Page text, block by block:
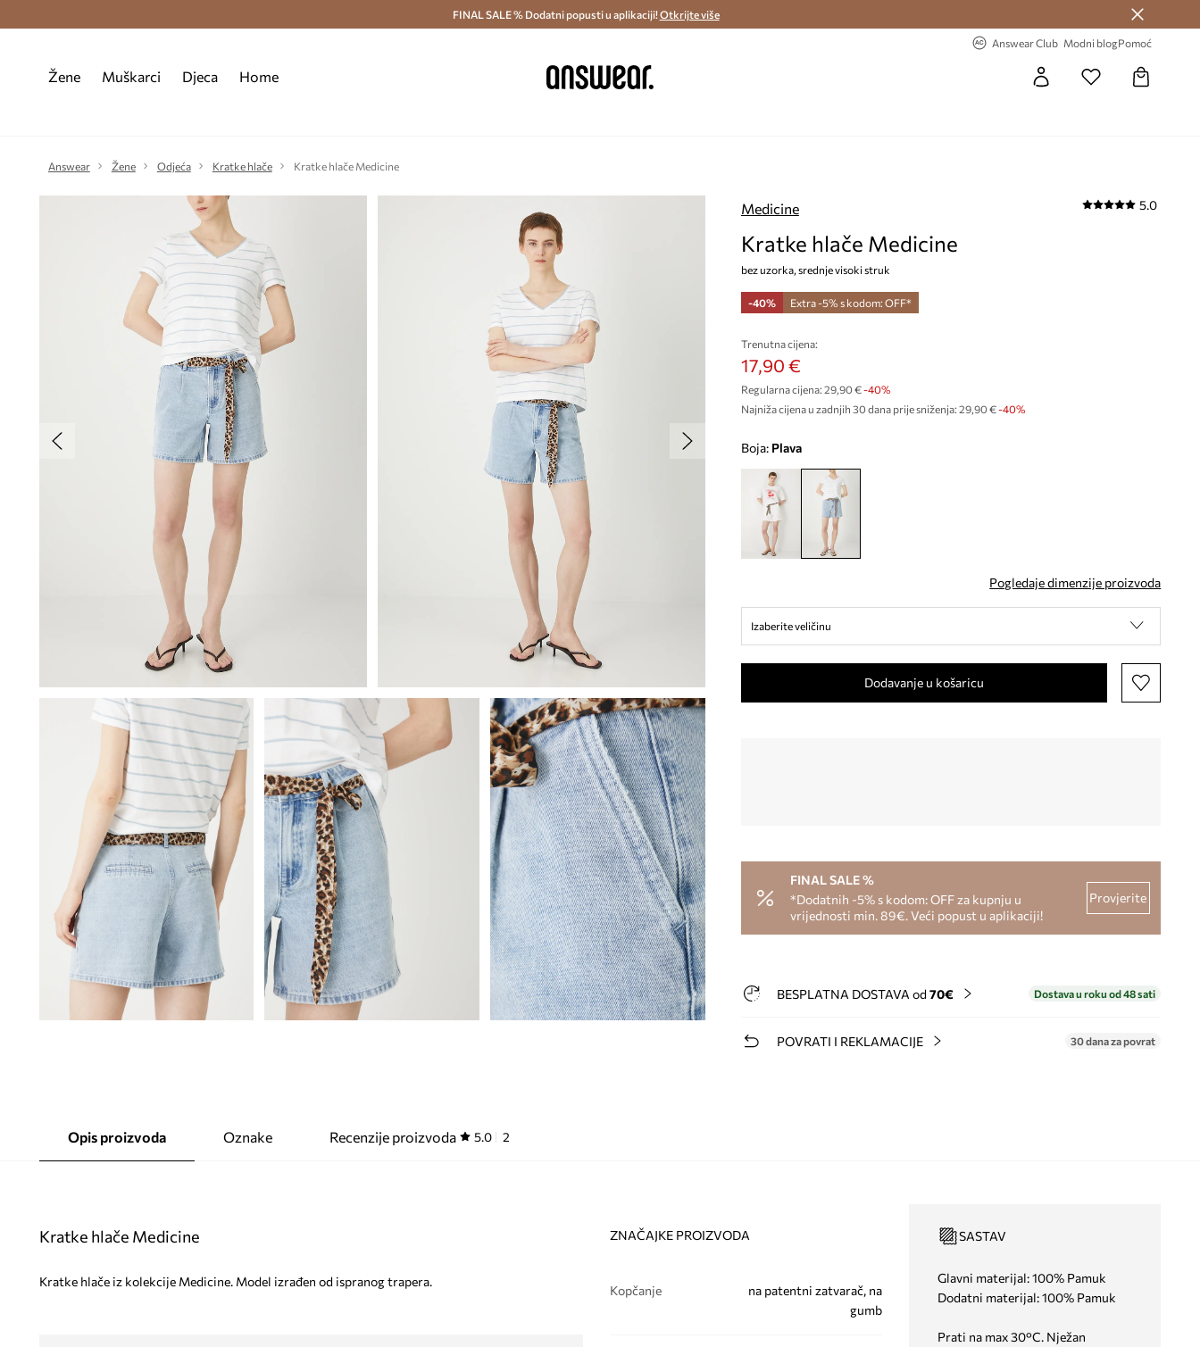
Besplatna dostava i povrat (od 70€) > Dostava u roku 48 sati >
FINAL SALE % Dodatni popusti u aplikaciji!Otkrijte više
Answear Club Modni blogPomoć
Žene Muškarci Djeca Home
Answear Žene Odjeća Kratke hlače Kratke hlače Medicine
Medicine 5.0
Kratke hlače Medicine
bez uzorka, srednje visoki struk
-40% Extra -5% s kodom: OFF*
Trenutna cijena:
17,90 €
Regularna cijena: 29,90 €-40%
Najniža cijena u zadnjih 30 dana prije sniženja: 29,90 € -40%
Boja: plava
Pogledaje dimenzije proizvoda
Izaberite veličinu
Dodavanje u košaricu
FINAL SALE %
*Dodatnih -5% s kodom: OFF za kupnju u
vrijednosti min. 89€. Veći popust u aplikaciji!
Provjerite
BESPLATNA DOSTAVA od 70€ Dostava u roku od 48 sati
POVRATI I REKLAMACIJE 30 dana za povrat
Opis proizvoda Oznake Recenzije proizvoda 5.0 2
Kratke hlače Medicine
Kratke hlače iz kolekcije Medicine. Model izrađen od ispranog trapera.
ZNAČAJKE PROIZVODA
Kopčanje
na patentni zatvarač, na
gumb
SASTAV
Glavni materijal: 100% Pamuk
Dodatni materijal: 100% Pamuk
Prati na max 30°C. Nježan